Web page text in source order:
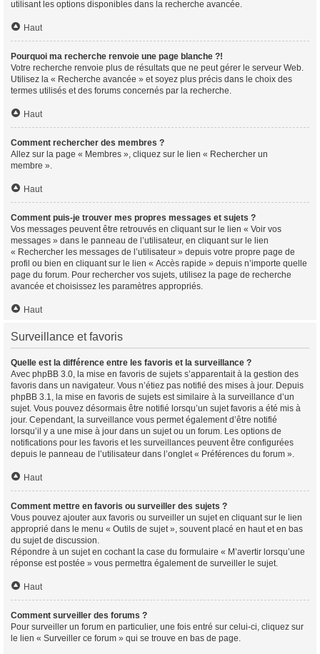
utilisant les options disponibles dans la recherche avancée.
Haut
Pourquoi ma recherche renvoie une page blanche ?!
Votre recherche renvoie plus de résultats que ne peut gérer le serveur Web.
Utilisez la « Recherche avancée » et soyez plus précis dans le choix des
termes utilisés et des forums concernés par la recherche.
Haut
Comment rechercher des membres ?
Allez sur la page « Membres », cliquez sur le lien « Rechercher un
membre ».
Haut
Comment puis-je trouver mes propres messages et sujets ?
Vos messages peuvent être retrouvés en cliquant sur le lien « Voir vos
messages » dans le panneau de l’utilisateur, en cliquant sur le lien
« Rechercher les messages de l’utilisateur » depuis votre propre page de
profil ou bien en cliquant sur le lien « Accès rapide » depuis n’importe quelle
page du forum. Pour rechercher vos sujets, utilisez la page de recherche
avancée et choisissez les paramètres appropriés.
Haut
Surveillance et favoris
Quelle est la différence entre les favoris et la surveillance ?
Avec phpBB 3.0, la mise en favoris de sujets s’apparentait à la gestion des
favoris dans un navigateur. Vous n’étiez pas notifié des mises à jour. Depuis
phpBB 3.1, la mise en favoris de sujets est similaire à la surveillance d’un
sujet. Vous pouvez désormais être notifié lorsqu’un sujet favoris a été mis à
jour. Cependant, la surveillance vous permet également d’être notifié
lorsqu’il y a une mise à jour dans un sujet ou un forum. Les options de
notifications pour les favoris et les surveillances peuvent être configurées
depuis le panneau de l’utilisateur dans l’onglet « Préférences du forum ».
Haut
Comment mettre en favoris ou surveiller des sujets ?
Vous pouvez ajouter aux favoris ou surveiller un sujet en cliquant sur le lien
approprié dans le menu « Outils de sujet », souvent placé en haut et en bas
du sujet de discussion.
Répondre à un sujet en cochant la case du formulaire « M’avertir lorsqu’une
réponse est postée » vous permettra également de surveiller le sujet.
Haut
Comment surveiller des forums ?
Pour surveiller un forum en particulier, une fois entré sur celui-ci, cliquez sur
le lien « Surveiller ce forum » qui se trouve en bas de page.